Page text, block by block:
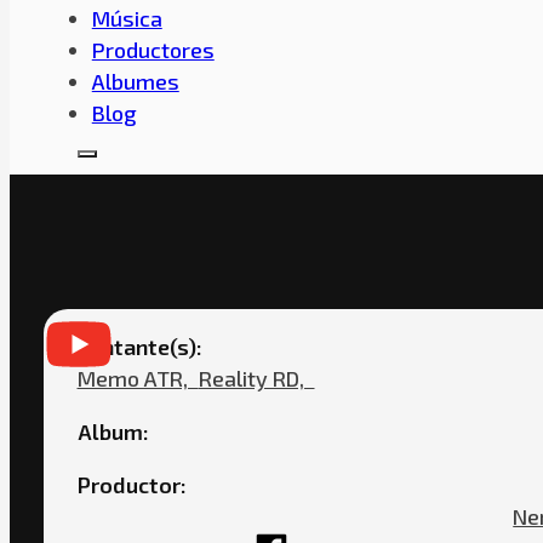
Música
Productores
Albumes
Blog
Cantante(s):
Memo ATR,ㅤㅤ Reality RD,ㅤㅤ
Album:
Productor: